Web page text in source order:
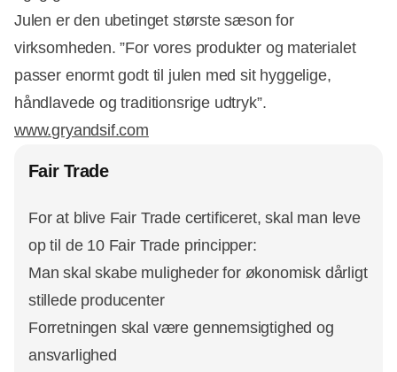
Julen er den ubetinget største sæson for
virksomheden. ”For vores produkter og materialet
passer enormt godt til julen med sit hyggelige,
håndlavede og traditionsrige udtryk”.
www.gryandsif.com
Fair Trade
For at blive Fair Trade certificeret, skal man leve
op til de 10 Fair Trade principper:
Man skal skabe muligheder for økonomisk dårligt
stillede producenter
Forretningen skal være gennemsigtighed og
ansvarlighed